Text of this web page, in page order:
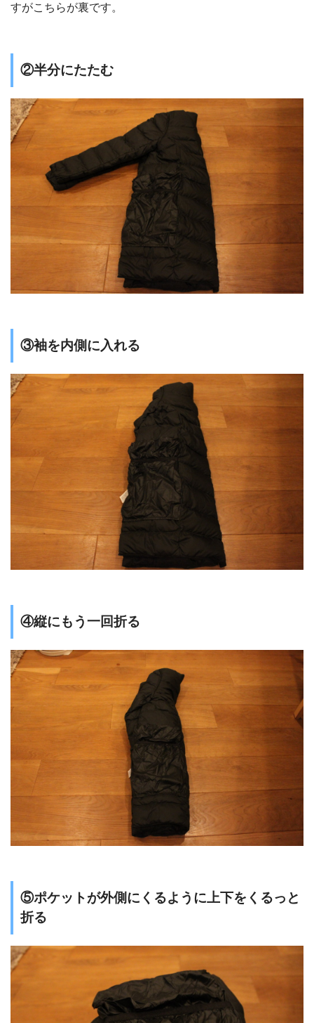
すがこちらが裏です。
②半分にたたむ
③袖を内側に入れる
④縦にもう一回折る
⑤ポケットが外側にくるように上下をくるっと
折る